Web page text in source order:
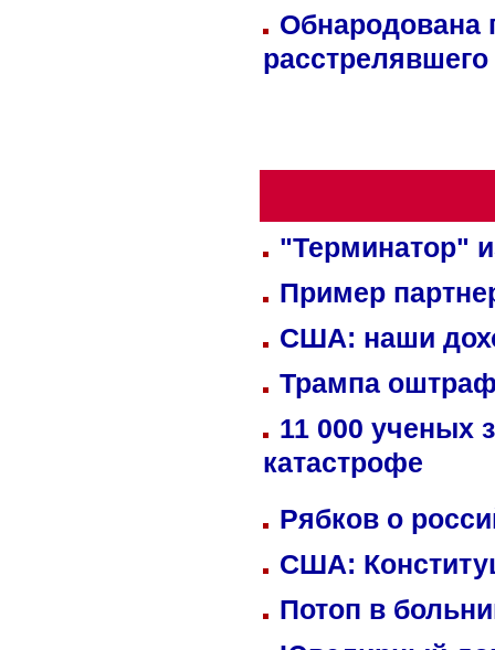
Обнародована
"Терминатор"
Пример
США: наши
Трампа
11 000 ученых
катастрофе
Рябков о
США:
Потоп в